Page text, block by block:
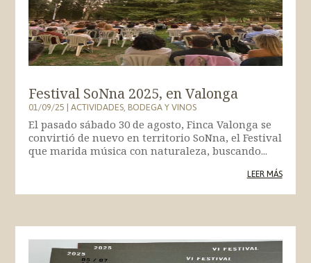
Festival SoNna 2025, en Valonga
01/09/25|ACTIVIDADES,BODEGA Y VINOS
El pasado sábado 30 de agosto, Finca Valonga se
convirtió de nuevo en territorio SoNna, el Festival
que marida música con naturaleza, buscando...
LEER MÁS